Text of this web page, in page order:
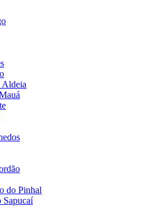
Aldeia
do Pinhal
Sapucaí